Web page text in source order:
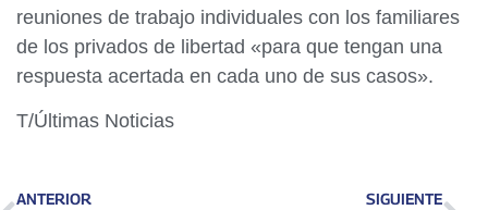
reuniones de trabajo individuales con los familiares
de los privados de libertad «para que tengan una
respuesta acertada en cada uno de sus casos».
T/Últimas Noticias
ANTERIOR SIGUIENTE